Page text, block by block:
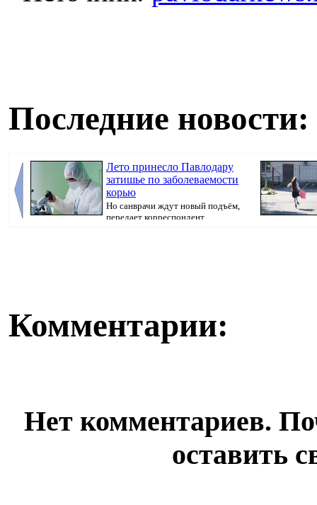
Последние новости:
Лето принесло Павлодару
затишье по заболеваемости
корью
Но санврачи ждут новый подъём,
передает корреспондент
Комментарии:
Нет комментариев.
оставить